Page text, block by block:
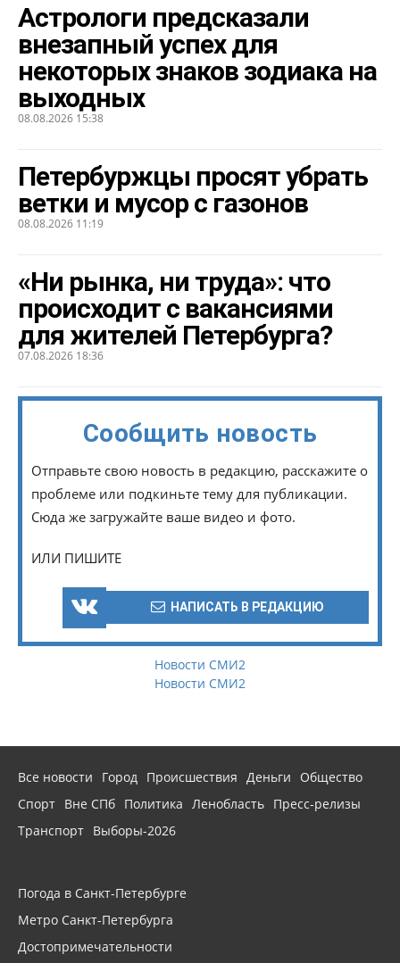
Астрологи предсказали
внезапный успех для
некоторых знаков зодиака на
выходных
08.08.2026 15:38
Петербуржцы просят убрать
ветки и мусор с газонов
08.08.2026 11:19
«Ни рынка, ни труда»: что
происходит с вакансиями
для жителей Петербурга?
07.08.2026 18:36
Сообщить новость
Отправьте свою новость в редакцию, расскажите о
проблеме или подкиньте тему для публикации.
Сюда же загружайте ваше видео и фото.
ИЛИ ПИШИТЕ
НАПИСАТЬ В РЕДАКЦИЮ
Новости СМИ2
Новости СМИ2
Все новости Город Происшествия Деньги
Общество
Спорт Вне СПб Политика Ленобласть Пресс-релизы
Транспорт Выборы-2026
Погода в Санкт-Петербурге
Метро Санкт-Петербурга
Достопримечательности